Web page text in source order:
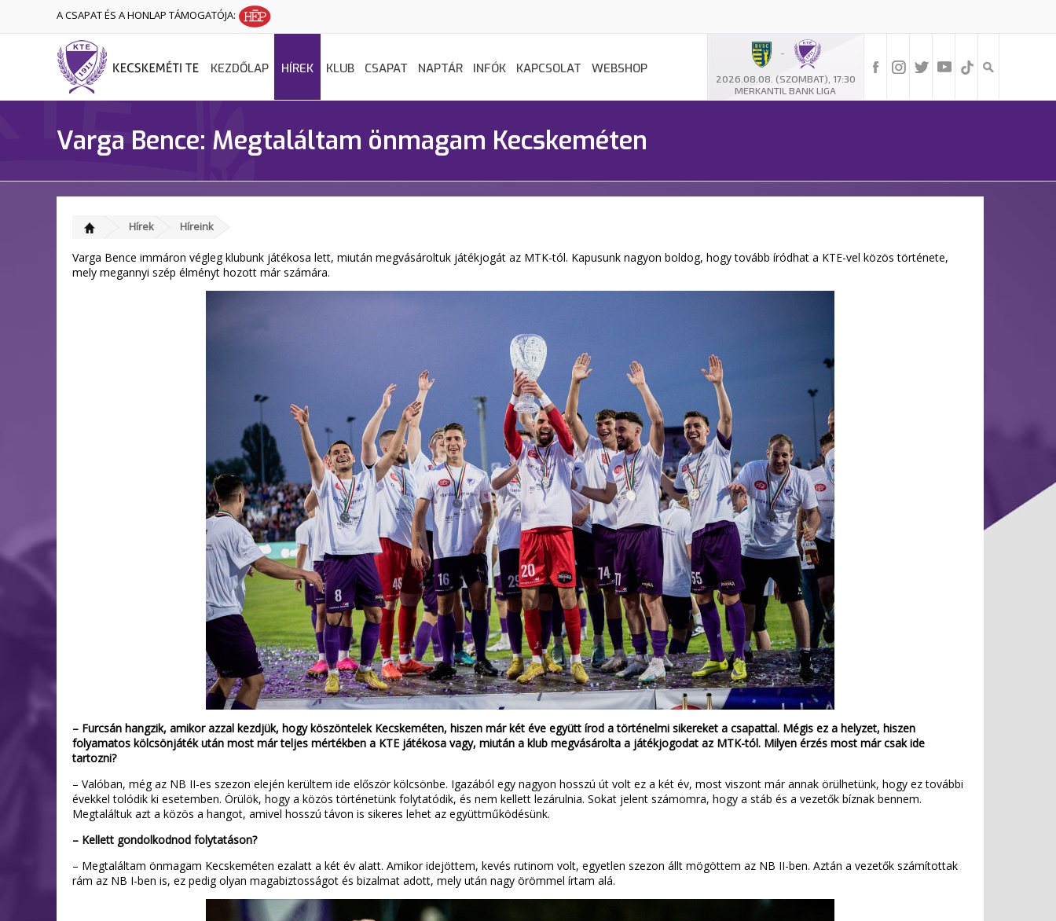
A CSAPAT ÉS A HONLAP TÁMOGATÓJA:
-
2026.08.08. (SZOMBAT), 17:30
MERKANTIL BANK LIGA
KEZDŐLAP HÍREK KLUB CSAPAT NAPTÁR INFÓK KAPCSOLAT WEBSHOP
Varga Bence: Megtaláltam önmagam Kecskeméten
Hírek Híreink
Varga Bence immáron végleg klubunk játékosa lett, miután megvásároltuk játékjogát az MTK-tól. Kapusunk nagyon boldog, hogy tovább íródhat a KTE-vel közös története,
mely megannyi szép élményt hozott már számára.
– Furcsán hangzik, amikor azzal kezdjük, hogy köszöntelek Kecskeméten, hiszen már két éve együtt írod a történelmi sikereket a csapattal. Mégis ez a helyzet, hiszen
folyamatos kölcsönjáték után most már teljes mértékben a KTE játékosa vagy, miután a klub megvásárolta a játékjogodat az MTK-tól. Milyen érzés most már csak ide
tartozni?
– Valóban, még az NB II-es szezon elején kerültem ide először kölcsönbe. Igazából egy nagyon hosszú út volt ez a két év, most viszont már annak örülhetünk, hogy ez további
évekkel tolódik ki esetemben. Örülök, hogy a közös történetünk folytatódik, és nem kellett lezárulnia. Sokat jelent számomra, hogy a stáb és a vezetők bíznak bennem.
Megtaláltuk azt a közös a hangot, amivel hosszú távon is sikeres lehet az együttműködésünk.
– Kellett gondolkodnod folytatáson?
– Megtaláltam önmagam Kecskeméten ezalatt a két év alatt. Amikor idejöttem, kevés rutinom volt, egyetlen szezon állt mögöttem az NB II-ben. Aztán a vezetők számítottak
rám az NB I-ben is, ez pedig olyan magabiztosságot és bizalmat adott, mely után nagy örömmel írtam alá.